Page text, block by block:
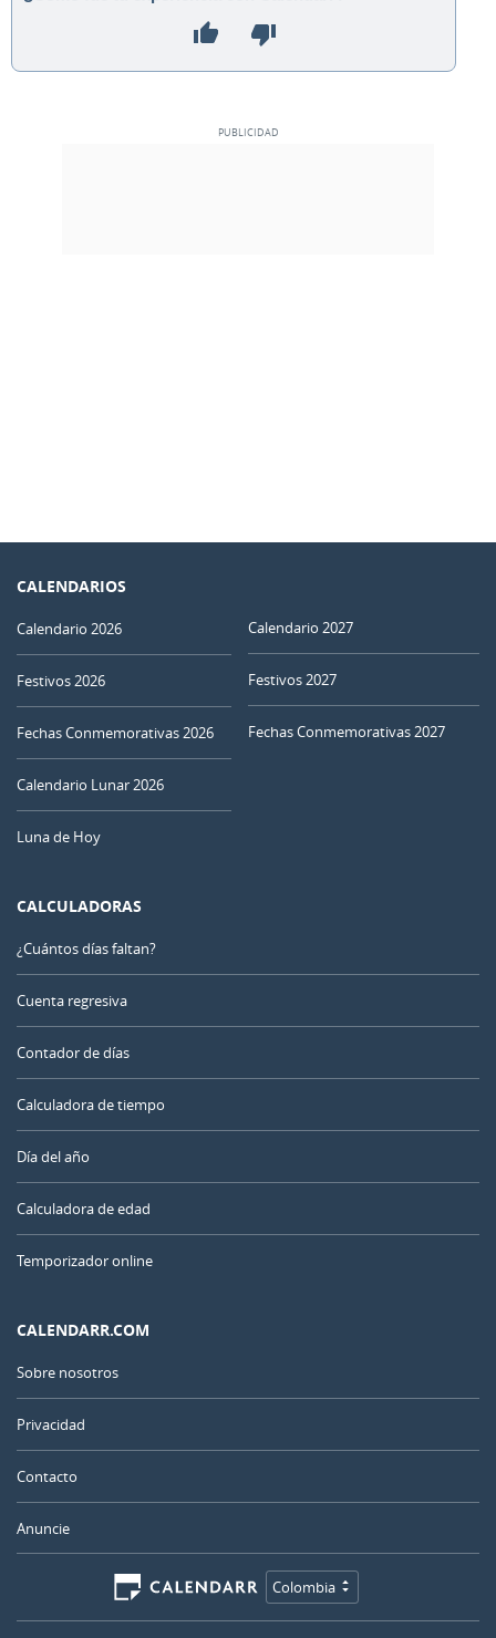
CALENDARIOS
Calendario 2026
Festivos 2026
Fechas Conmemorativas 2026
Calendario Lunar 2026
Luna de Hoy
Calendario 2027
Festivos 2027
Fechas Conmemorativas 2027
CALCULADORAS
¿Cuántos días faltan?
Cuenta regresiva
Contador de días
Calculadora de tiempo
Día del año
Calculadora de edad
Temporizador online
CALENDARR.COM
Sobre nosotros
Privacidad
Contacto
Anuncie
Colombia